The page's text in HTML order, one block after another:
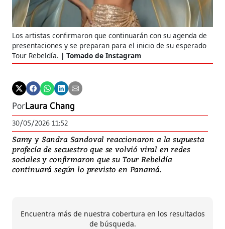
Los artistas confirmaron que continuarán con su agenda de
presentaciones y se preparan para el inicio de su esperado
Tour Rebeldía.
Tomado de Instagram
PorLaura Chang
30/05/2026 11:52
Samy y Sandra Sandoval reaccionaron a la supuesta
profecía de secuestro que se volvió viral en redes
sociales y confirmaron que su Tour Rebeldía
continuará según lo previsto en Panamá.
Encuentra más de nuestra cobertura en los resultados
de búsqueda.